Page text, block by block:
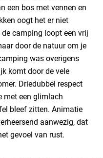
een bos met vennen en
oogt het er niet
camping loopt een vrij
door de natuur om je
was overigens
komt door de vele
Driedubbel respect
met een glimlach
bleef zitten. Animatie
aanwezig, dat
gevoel van rust.